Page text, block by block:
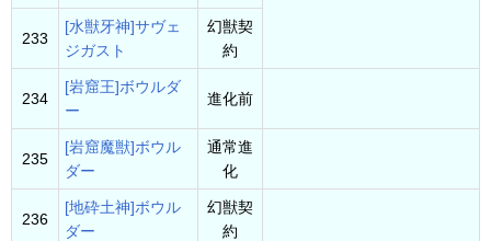
233
[水獣牙神]サヴェ
ジガスト
幻獣契
約
234
[岩窟王]ボウルダ
ー
進化前
235
[岩窟魔獣]ボウル
ダー
通常進
化
236
[地砕土神]ボウル
ダー
幻獣契
約